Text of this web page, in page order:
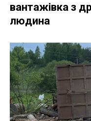
вантажівка з
людина